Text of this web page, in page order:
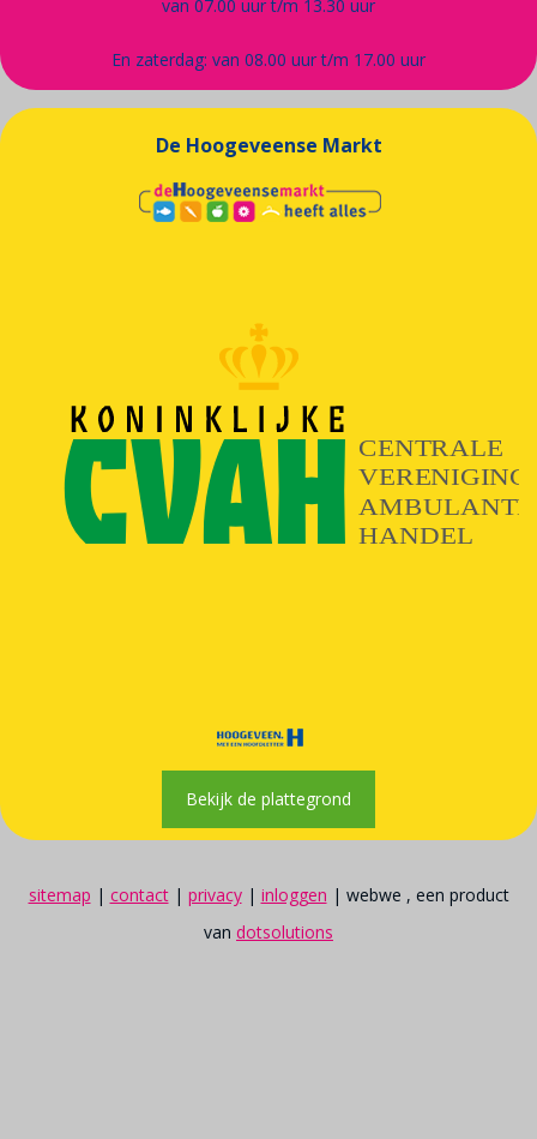
van 07.00 uur t/m 13.30 uur
En zaterdag: van 08.00 uur t/m 17.00 uur
De Hoogeveense Markt
Bekijk de plattegrond
sitemap | contact| privacy| inloggen | webwe , een product
van dotsolutions